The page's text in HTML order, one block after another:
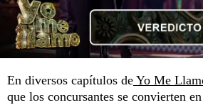
En diversos capítulos de Yo Me
que los concursantes se convierten